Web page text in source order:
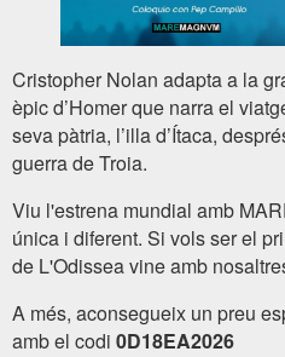
Cristopher Nolan adapta a la
èpic d’Homer que narra el
seva pàtria, l’illa d’Ítaca,
guerra de Troia.
Viu l'estrena mundial amb
única i diferent. Si vols ser el
de L'Odissea vine amb
A més, aconsegueix un preu
amb el codi 0D18EA2026